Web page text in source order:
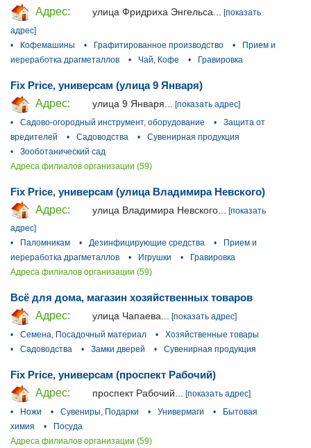
Адрес:
улица Фридриха Энгельса...
[показать
адрес]
•
Кофемашины • Графитированное производство •
Прием и
иереработка драгметаллов
• Чай, Кофе • Гравировка
Fix Price, универсам (улица 9 Января)
Адрес:
улица 9 Января...
[показать адрес]
•
Садово-огородный инструмент, оборудование •
Защита от
вредителей
• Садоводства •
Сувенирная продукция
•
Зооботанический сад
Адреса филиалов организации (59)
Fix Price, универсам (улица Владимира Невского)
Адрес:
улица Владимира Невского...
[показать
адрес]
•
Паломникам • Дезинфицирующие средства •
Прием и
иереработка драгметаллов
• Игрушки •
Гравировка
Адреса филиалов организации (59)
Всё для дома, магазин хозяйственных товаров
Адрес:
улица Чапаева... [показать адрес]
•
Семена, Посадочный материал •
Хозяйственные товары
•
Садоводства • Замки дверей • Сувенирная продукция
Fix Price, универсам (проспект Рабочий)
Адрес:
проспект Рабочий...
[показать адрес]
•
Ножи • Сувениры, Подарки • Универмаги •
Бытовая
химия
•
Посуда
Адреса филиалов организации (59)